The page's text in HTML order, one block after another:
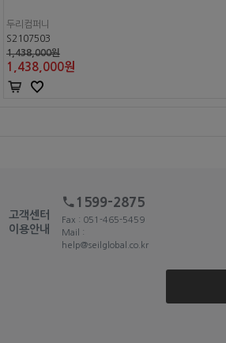
두리컴퍼니
S2107503
1,438,000원
1,438,000원
고객센터
이용안내
1599-2875
Fax : 051-465-5459
Mail :
help@seilglobal.co.kr